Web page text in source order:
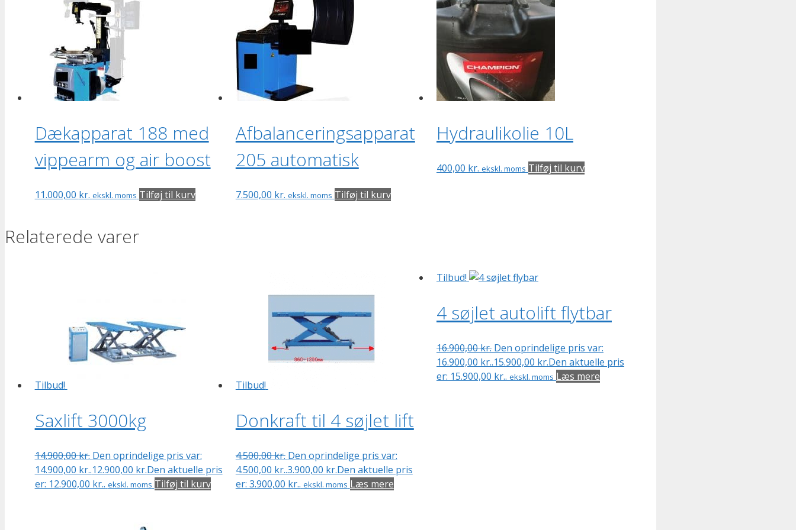
Dækapparat 188 med
vippearm og air boost
11.000,00 kr. ekskl. moms Tilføj til kurv
Afbalanceringsapparat
205 automatisk
7.500,00 kr. ekskl. moms Tilføj til kurv
Hydraulikolie 10L
400,00 kr. ekskl. moms Tilføj til kurv
Relaterede varer
Tilbud!
Saxlift 3000kg
14.900,00kr. Den oprindelige pris var:
14.900,00 kr..12.900,00 kr.Den aktuelle pris
er: 12.900,00 kr.. ekskl. moms Tilføj til kurv
Tilbud!
Donkraft til 4 søjlet lift
4.500,00kr. Den oprindelige pris var:
4.500,00 kr..3.900,00 kr.Den aktuelle pris
er: 3.900,00 kr.. ekskl. moms Læs mere
Tilbud!
4 søjlet autolift flytbar
16.900,00kr. Den oprindelige pris var:
16.900,00 kr..15.900,00 kr.Den aktuelle pris
er: 15.900,00 kr.. ekskl. moms Læs mere